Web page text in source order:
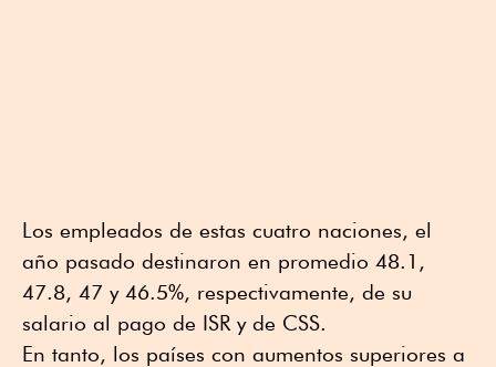
Los empleados de estas cuatro naciones, el
año pasado destinaron en promedio 48.1,
47.8, 47 y 46.5%, respectivamente, de su
salario al pago de ISR y de CSS.
En tanto, los países con aumentos superiores a